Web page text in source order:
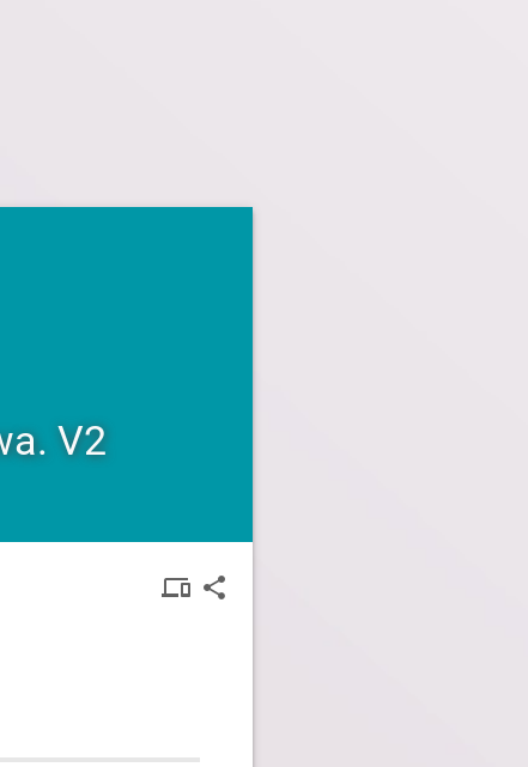
V2
devices other
DEVICES
share
SHARE